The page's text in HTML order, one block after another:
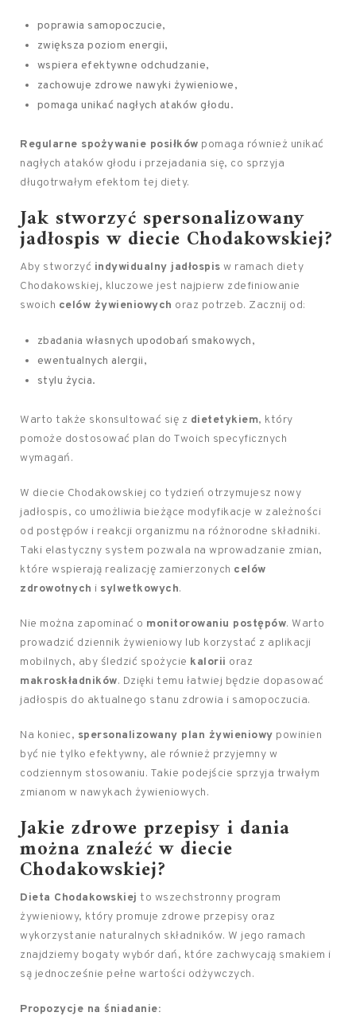
poprawia samopoczucie,
zwiększa poziom energii,
wspiera efektywne odchudzanie,
zachowuje zdrowe nawyki żywieniowe,
pomaga unikać nagłych ataków głodu.
Regularne spożywanie posiłków pomaga również unikać
nagłych ataków głodu i przejadania się, co sprzyja
długotrwałym efektom tej diety.
Jak stworzyć spersonalizowany
jadłospis w diecie Chodakowskiej?
Aby stworzyć indywidualny jadłospis w ramach diety
Chodakowskiej, kluczowe jest najpierw zdefiniowanie
swoich celów żywieniowych oraz potrzeb. Zacznij od:
zbadania własnych upodobań smakowych,
ewentualnych alergii,
stylu życia.
Warto także skonsultować się z dietetykiem, który
pomoże dostosować plan do Twoich specyficznych
wymagań.
W diecie Chodakowskiej co tydzień otrzymujesz nowy
jadłospis, co umożliwia bieżące modyfikacje w zależności
od postępów i reakcji organizmu na różnorodne składniki.
Taki elastyczny system pozwala na wprowadzanie zmian,
które wspierają realizację zamierzonych celów
zdrowotnych i sylwetkowych.
Nie można zapominać o monitorowaniu postępów. Warto
prowadzić dziennik żywieniowy lub korzystać z aplikacji
mobilnych, aby śledzić spożycie kalorii oraz
makroskładników. Dzięki temu łatwiej będzie dopasować
jadłospis do aktualnego stanu zdrowia i samopoczucia.
Na koniec, spersonalizowany plan żywieniowy powinien
być nie tylko efektywny, ale również przyjemny w
codziennym stosowaniu. Takie podejście sprzyja trwałym
zmianom w nawykach żywieniowych.
Jakie zdrowe przepisy i dania
można znaleźć w diecie
Chodakowskiej?
Dieta Chodakowskiej to wszechstronny program
żywieniowy, który promuje zdrowe przepisy oraz
wykorzystanie naturalnych składników. W jego ramach
znajdziemy bogaty wybór dań, które zachwycają smakiem i
są jednocześnie pełne wartości odżywczych.
Propozycje na śniadanie: